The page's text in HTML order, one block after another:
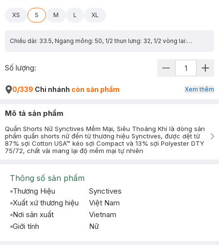
XS S M L XL
Chiều dài: 33.5, Ngang mông: 50, 1/2 thun lưng: 32, 1/2 vòng lai: 32.3
Số lượng:
0/339 Chi nhánh còn sản phẩm Xem thêm
Mô tả sản phẩm
Quần Shorts Nữ Synctives Mềm Mại, Siêu Thoáng Khí là dòng sản
phẩm quần shorts nữ đến từ thương hiệu Synctives, được dệt từ
87% sợi Cotton USA™ kéo sợi Compact và 13% sợi Polyester DTY
75/72, chất vải mang lại độ mềm mại tự nhiên
Thông số sản phẩm
Thương Hiệu
Synctives
Xuất xứ thương hiệu
Việt Nam
Nơi sản xuất
Vietnam
Giới tính
Nữ